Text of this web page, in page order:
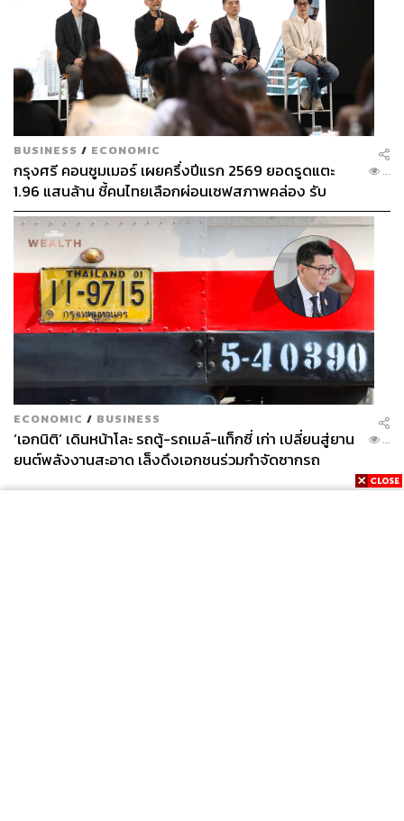
BUSINESS / ECONOMIC
กรุงศรี คอนซูมเมอร์ เผยครึ่งปีแรก 2569 ยอดรูดแตะ
1.96 แสนล้าน ชี้คนไทยเลือกผ่อนเซฟสภาพคล่อง รับ
เศรษฐกิจผันผวนฉุดผลประกอบการพลาดเป้า
...
ECONOMIC / BUSINESS
‘เอกนิติ’ เดินหน้าโละ รถตู้-รถเมล์-แท็กซี่ เก่า เปลี่ยนสู่ยาน
ยนต์พลังงานสะอาด เล็งดึงเอกชนร่วมกำจัดซากรถ
...